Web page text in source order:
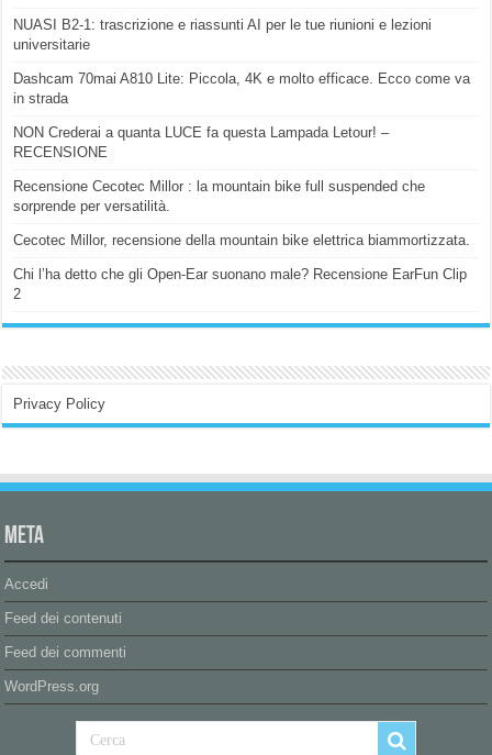
NUASI B2-1: trascrizione e riassunti AI per le tue riunioni e lezioni
universitarie
Dashcam 70mai A810 Lite: Piccola, 4K e molto efficace. Ecco come va
in strada
NON Crederai a quanta LUCE fa questa Lampada Letour! –
RECENSIONE
Recensione Cecotec Millor : la mountain bike full suspended che
sorprende per versatilità.
Cecotec Millor, recensione della mountain bike elettrica biammortizzata.
Chi l’ha detto che gli Open-Ear suonano male? Recensione EarFun Clip
2
Privacy Policy
Meta
Accedi
Feed dei contenuti
Feed dei commenti
WordPress.org